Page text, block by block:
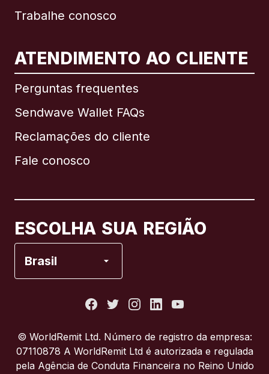
Trabalhe conosco
ATENDIMENTO AO CLIENTE
Perguntas frequentes
Sendwave Wallet FAQs
Reclamações do cliente
Fale conosco
ESCOLHA SUA REGIÃO
Brasil
Internacional English
Brasil
Itália
© WorldRemit Ltd. Número de registro da empresa:
07110878 A WorldRemit Ltd é autorizada e regulada
pela Agência de Conduta Financeira no Reino Unido